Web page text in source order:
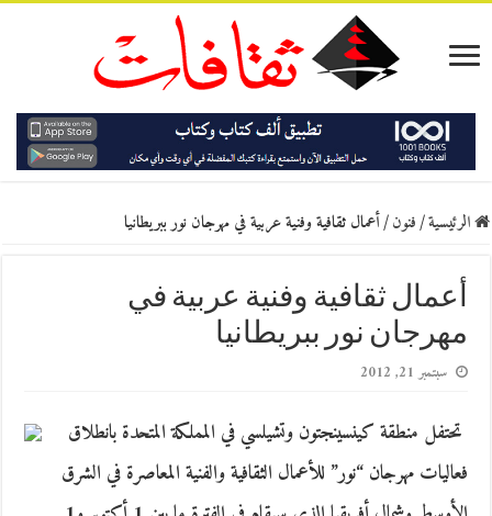
الرئيسية/فنون/أعمال ثقافية وفنية عربية في مهرجان نور ببريطانيا
أعمال ثقافية وفنية عربية في
مهرجان نور ببريطانيا
سبتمبر 21, 2012
تحتفل منطقة كينسينجتون وتشيلسي في المملكة المتحدة بانطلاق
فعاليات مهرجان “نور” للأعمال الثقافية والفنية المعاصرة في الشرق